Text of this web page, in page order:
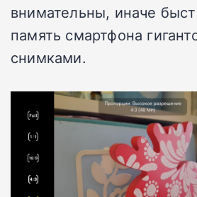
внимательны, иначе
память смартфона
снимками.